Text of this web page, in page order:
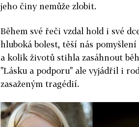
jeho činy nemůže zlobit.
Během své řeči vzdal hold i své
hluboká bolest, těší nás
a kolik životů stihla zasáhnout
"Lásku a podporu" ale vyjádřil i
zasaženým tragédií.